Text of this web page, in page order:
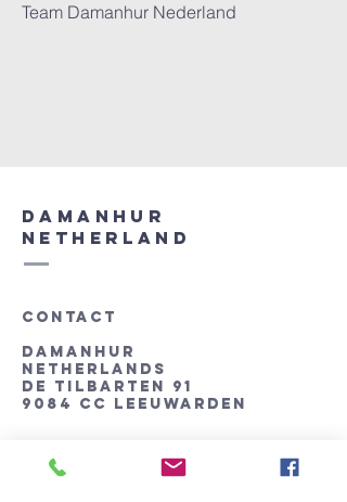
Team Damanhur Nederland
Damanhur
Netherland
CONTACT
Damanhur
Netherlands
De tilbarten 91
9084 CC Leeuwarden